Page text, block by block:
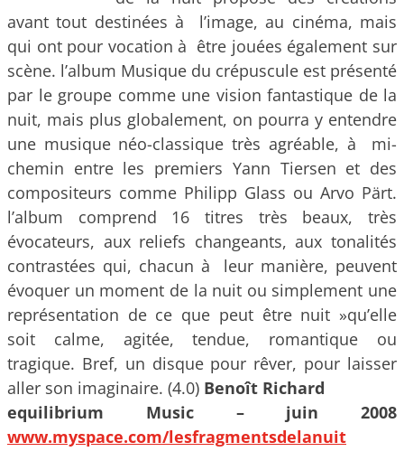
avant tout destinées à l’image, au cinéma, mais
qui ont pour vocation à être jouées également sur
scène. l’album Musique du crépuscule est présenté
par le groupe comme une vision fantastique de la
nuit, mais plus globalement, on pourra y entendre
une musique néo-classique très agréable, à mi-
chemin entre les premiers Yann Tiersen et des
compositeurs comme Philipp Glass ou Arvo Pärt.
l’album comprend 16 titres très beaux, très
évocateurs, aux reliefs changeants, aux tonalités
contrastées qui, chacun à leur manière, peuvent
évoquer un moment de la nuit ou simplement une
représentation de ce que peut être nuit »qu’elle
soit calme, agitée, tendue, romantique ou
tragique. Bref, un disque pour rêver, pour laisser
aller son imaginaire. (4.0) Benoît Richard
equilibrium Music – juin 2008
www.myspace.com/lesfragmentsdelanuit